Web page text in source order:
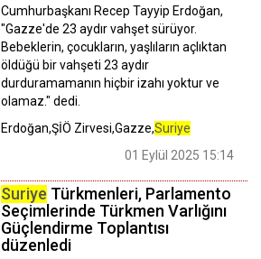
Cumhurbaşkanı Recep Tayyip Erdoğan,
"Gazze'de 23 aydır vahşet sürüyor.
Bebeklerin, çocukların, yaşlıların açlıktan
öldüğü bir vahşeti 23 aydır
durduramamanın hiçbir izahı yoktur ve
olamaz." dedi.
Erdoğan,ŞİÖ Zirvesi,Gazze,Suriye
01 Eylül 2025 15:14
Suriye Türkmenleri, Parlamento
Seçimlerinde Türkmen Varlığını
Güçlendirme Toplantısı
düzenledi